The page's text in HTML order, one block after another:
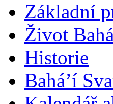
Základní
Život
Historie
Bahá’í